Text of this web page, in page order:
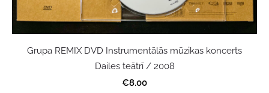
Grupa REMIX DVD Instrumentālās mūzikas koncerts
Dailes teātrī / 2008
€8.00